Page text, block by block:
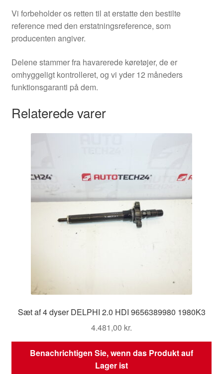
Vi forbeholder os retten til at erstatte den bestilte
reference med den erstatningsreference, som
producenten angiver.
Delene stammer fra havarerede køretøjer, de er
omhyggeligt kontrolleret, og vi yder 12 måneders
funktionsgaranti på dem.
Relaterede varer
Sæt af 4 dyser DELPHI 2.0 HDI 9656389980 1980K3
4.481,00 kr.
Benachrichtigen Sie, wenn das Produkt auf
Lager ist